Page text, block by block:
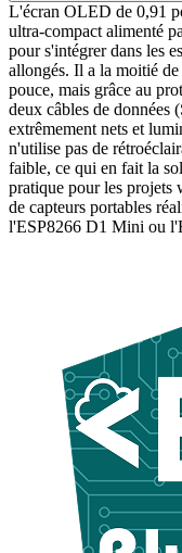
L'écran OLED de 0,91
ultra-compact alimenté
pour s'intégrer dans les
allongés. Il a la moitié
pouce, mais grâce au
deux câbles de
extrêmement nets et
n'utilise pas de
faible, ce qui en fait la
pratique pour les projets
de capteurs portables
l'ESP8266 D1 Mini ou